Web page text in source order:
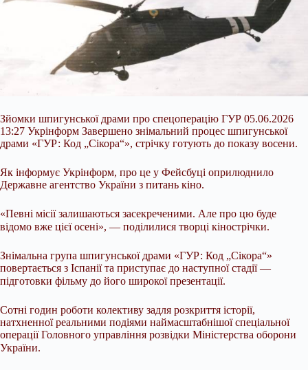
Зйомки шпигунської драми про спецоперацію ГУР 05.06.2026
13:27 Укрінформ Завершено знімальний процес шпигунської
драми «ГУР: Код „Сікора“», стрічку готують до показу восени.
Як інформує Укрінформ, про це у Фейсбуці оприлюднило
Державне агентство України з питань кіно.
«Певні місії залишаються засекреченими. Але про цю буде
відомо вже цієї осені», — поділилися творці кінострічки.⠀
Знімальна група шпигунської драми «ГУР: Код „Сікора“»
повертається з Іспанії та приступає до наступної стадії —
підготовки фільму до його широкої презентації.⠀
Сотні годин роботи колективу задля розкриття історії,
натхненної реальними подіями наймасштабнішої спеціальної
операції Головного управління розвідки Міністерства оборони
України.⠀